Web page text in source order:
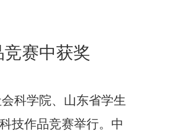
赛中获奖
科学院、山东省学生
技作品竞赛举行。中